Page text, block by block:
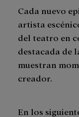
Cada nuevo
artista
del teatro en
destacada de
muestran
creador.
En los